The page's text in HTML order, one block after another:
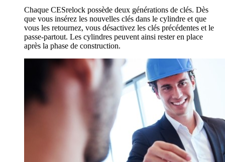
Chaque CESrelock possède deux générations de clés. Dès
que vous insérez les nouvelles clés dans le cylindre et que
vous les retournez, vous désactivez les clés précédentes et le
passe-partout. Les cylindres peuvent ainsi rester en place
après la phase de construction.